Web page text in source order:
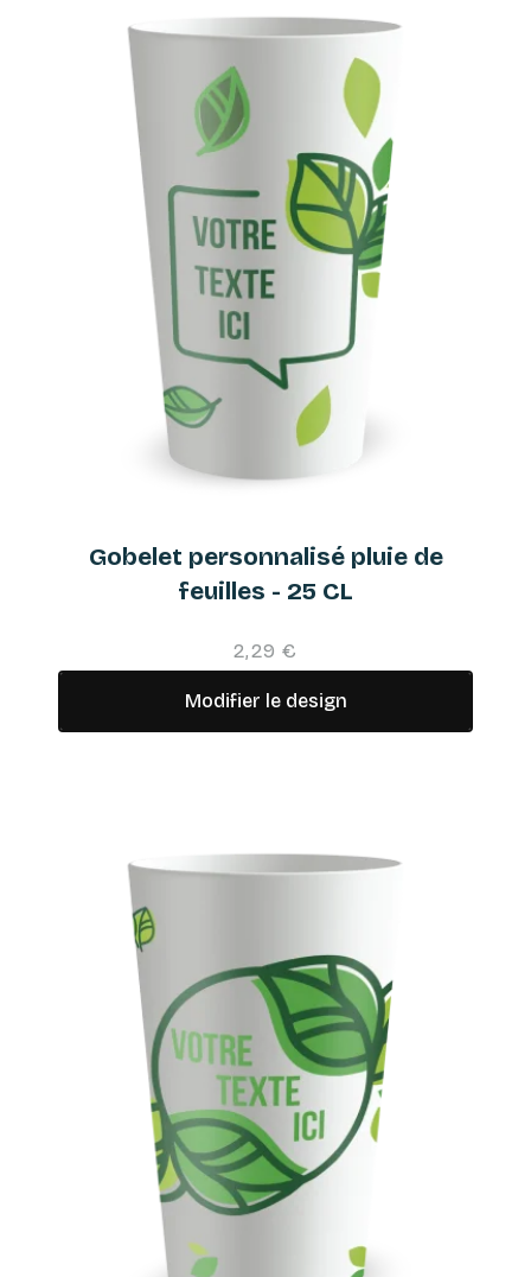
Gobelet personnalisé pluie de
feuilles - 25 CL
2,29 €
Modifier le design